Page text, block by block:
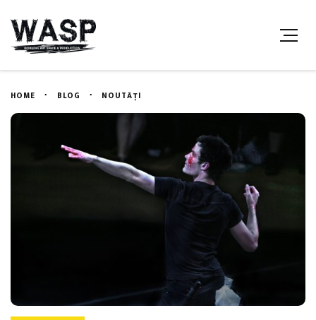
HOME BLOG NOUTĂȚI